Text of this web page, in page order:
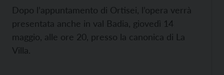
Dopo l’appuntamento di Ortisei, l’opera verrà
presentata anche in val Badia, giovedì 14
maggio, alle ore 20, presso la canonica di La
Villa.